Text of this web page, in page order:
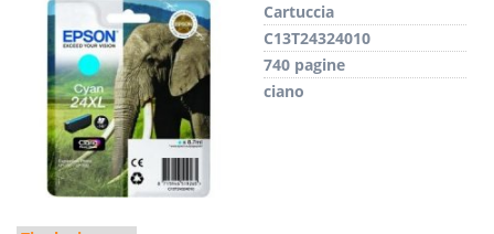
Cartuccia
C13T24324010
740 pagine
ciano